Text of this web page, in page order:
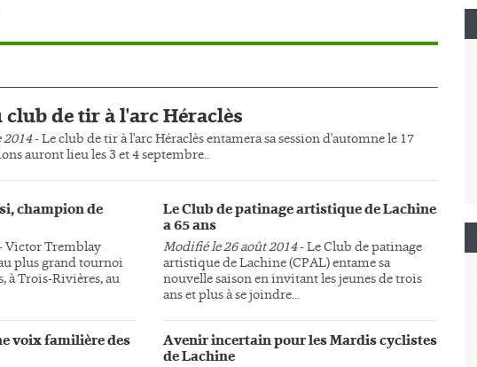
de tir à l'arc Héraclès
2014- Le club de tir à l'arc Héraclès entamera sa session d'automne le 17
auront lieu les 3 et 4 septembre..
champion de
Victor Tremblay
plus grand tournoi
à Trois-Rivières, au
voix familière des
Le Club de patinage artistique de Lachine
a 65 ans
Modifié le 26 août 2014- Le Club de patinage
artistique de Lachine (CPAL) entame sa
nouvelle saison en invitant les jeunes de trois
ans et plus à se joindre...
Avenir incertain pour les Mardis cyclistes
de Lachine